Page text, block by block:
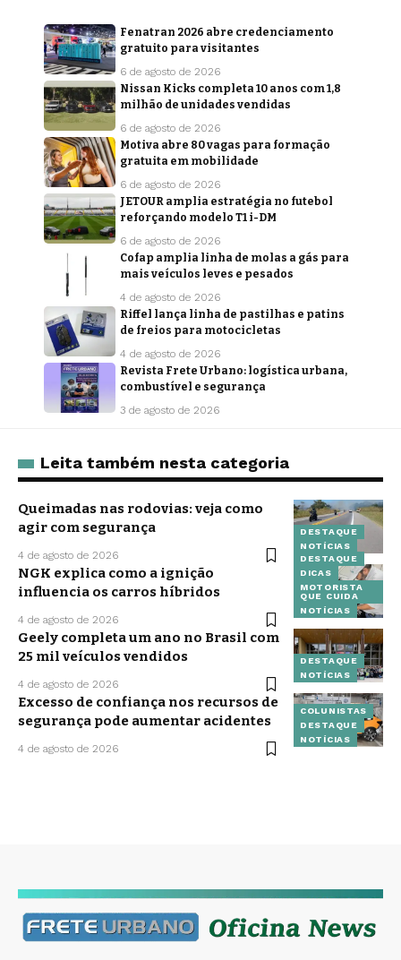
Fenatran 2026 abre credenciamento
gratuito para visitantes
6 de agosto de 2026
Nissan Kicks completa 10 anos com 1,8
milhão de unidades vendidas
6 de agosto de 2026
Motiva abre 80 vagas para formação
gratuita em mobilidade
6 de agosto de 2026
JETOUR amplia estratégia no futebol
reforçando modelo T1 i-DM
6 de agosto de 2026
Cofap amplia linha de molas a gás para
mais veículos leves e pesados
4 de agosto de 2026
Riffel lança linha de pastilhas e patins
de freios para motocicletas
4 de agosto de 2026
Revista Frete Urbano: logística urbana,
combustível e segurança
3 de agosto de 2026
Leita também nesta categoria
DESTAQUE
NOTÍCIAS
Queimadas nas rodovias: veja como
agir com segurança
4 de agosto de 2026
DESTAQUE
DICAS
MOTORISTA
QUE CUIDA
NOTÍCIAS
NGK explica como a ignição
influencia os carros híbridos
4 de agosto de 2026
DESTAQUE
NOTÍCIAS
Geely completa um ano no Brasil com
25 mil veículos vendidos
4 de agosto de 2026
COLUNISTAS
DESTAQUE
NOTÍCIAS
Excesso de confiança nos recursos de
segurança pode aumentar acidentes
4 de agosto de 2026